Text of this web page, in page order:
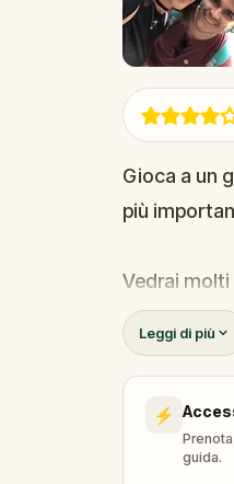
Gioca a un
più
Vedrai
San
gemme
potenza
Sei pronto
Leggi di più
⚡
guida.